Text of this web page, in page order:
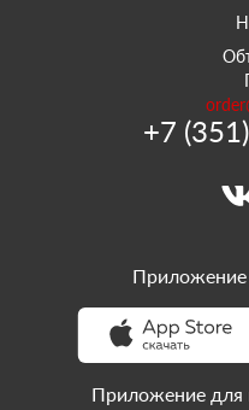
+7
Приложение
Приложение для